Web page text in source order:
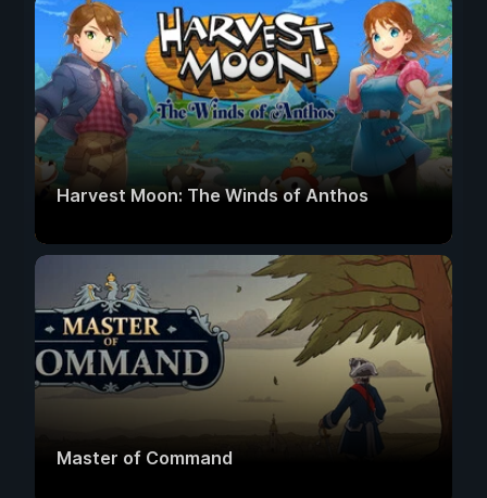
Harvest Moon: The Winds of Anthos
Master of Command